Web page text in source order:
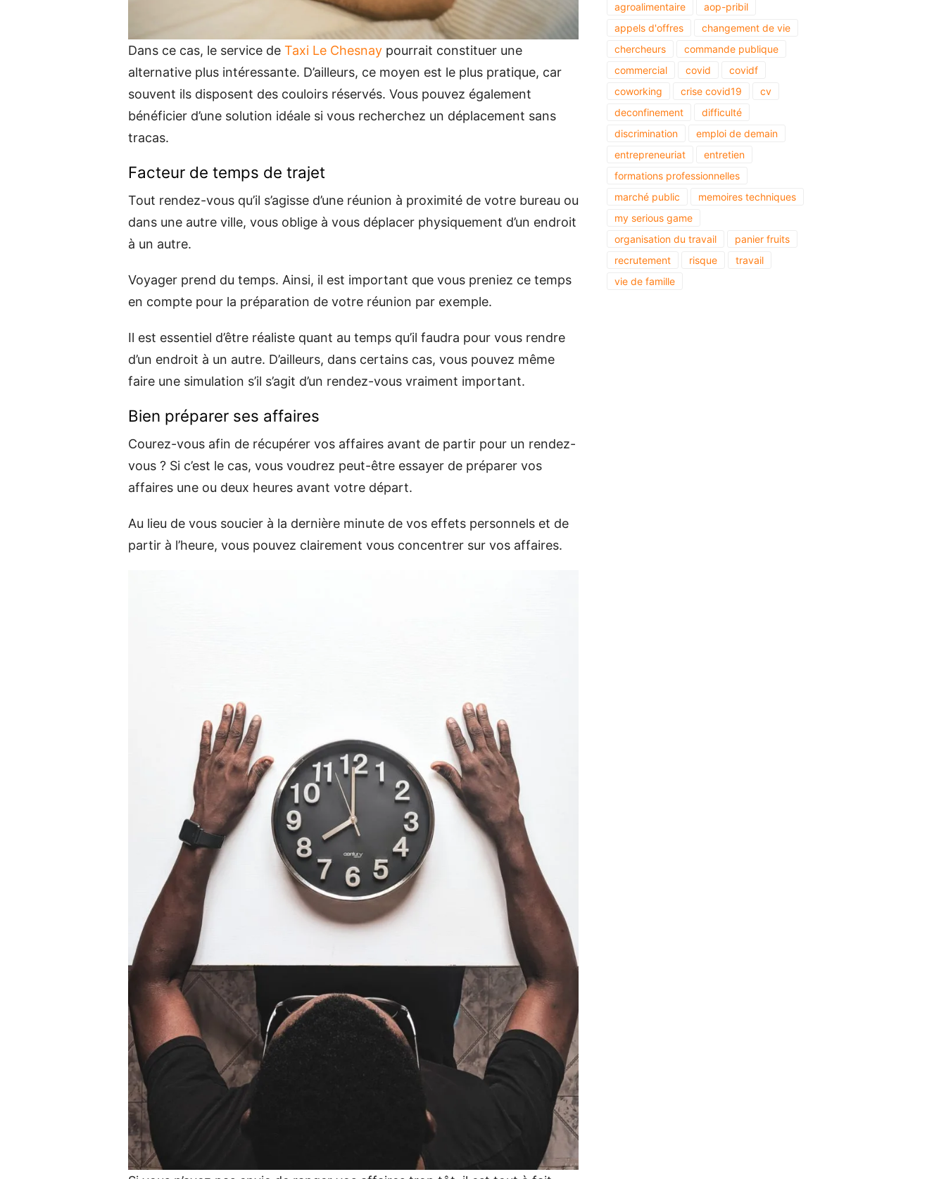
Dans ce cas, le service de Taxi Le Chesnay pourrait constituer une
alternative plus intéressante. D’ailleurs, ce moyen est le plus pratique, car
souvent ils disposent des couloirs réservés. Vous pouvez également
bénéficier d’une solution idéale si vous recherchez un déplacement sans
tracas.
Facteur de temps de trajet
Tout rendez-vous qu’il s’agisse d’une réunion à proximité de votre bureau ou
dans une autre ville, vous oblige à vous déplacer physiquement d’un endroit
à un autre.
Voyager prend du temps. Ainsi, il est important que vous preniez ce temps
en compte pour la préparation de votre réunion par exemple.
Il est essentiel d’être réaliste quant au temps qu’il faudra pour vous rendre
d’un endroit à un autre. D’ailleurs, dans certains cas, vous pouvez même
faire une simulation s’il s’agit d’un rendez-vous vraiment important.
Bien préparer ses affaires
Courez-vous afin de récupérer vos affaires avant de partir pour un rendez-
vous ? Si c’est le cas, vous voudrez peut-être essayer de préparer vos
affaires une ou deux heures avant votre départ.
Au lieu de vous soucier à la dernière minute de vos effets personnels et de
partir à l’heure, vous pouvez clairement vous concentrer sur vos affaires.
agroalimentaire
aop-pribil
appels d'offres
changement de vie
chercheurs
commande publique
commercial
covid
covidf
coworking
crise covid19
cv
deconfinement
difficulté
discrimination
emploi de demain
entrepreneuriat
entretien
formations professionnelles
marché public
memoires techniques
my serious game
organisation du travail
panier fruits
recrutement
risque
travail
vie de famille